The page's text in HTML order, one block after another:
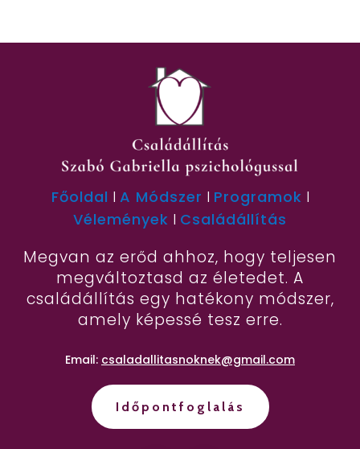
Főoldal I A Módszer I Programok I
Vélemények I Családállítás
Megvan az erőd ahhoz, hogy teljesen
megváltoztasd az életedet. A
családállítás egy hatékony módszer,
amely képessé tesz erre.
Email: csaladallitasnoknek@gmail.com
Időpontfoglalás